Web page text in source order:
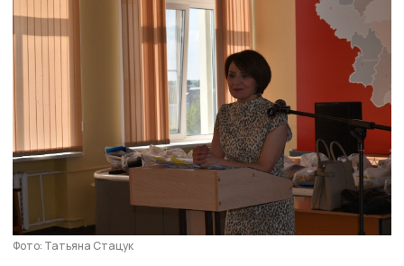
Фото: Татьяна Стацук